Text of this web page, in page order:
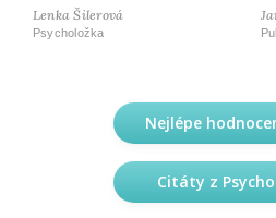
Lenka Šilerová
Psycholožka
Nejlépe
Citáty z